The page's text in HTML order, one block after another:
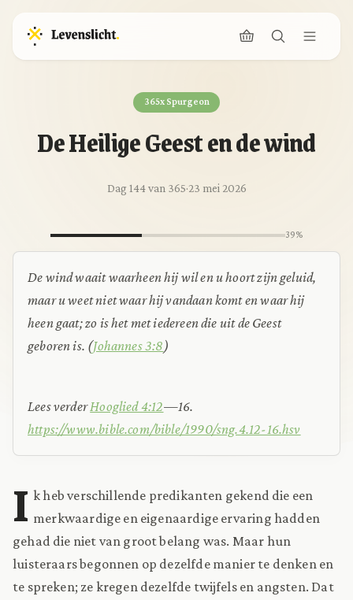
365x Spurgeon
De Heilige Geest en de wind
Dag 144 van 365·23 mei 2026
39%
De wind waait waarheen hij wil en u hoort zijn geluid,
maar u weet niet waar hij vandaan komt en waar hij
heen gaat; zo is het met iedereen die uit de Geest
geboren is. (Johannes 3:8 )
Lees verderHooglied 4:12—16.
https://www.bible.com/bible/1990/sng.4.12-16.hsv
I k heb verschillende predikanten gekend die een
merkwaardige en eigenaardige ervaring hadden
gehad die niet van groot belang was. Maar hun
luisteraars begonnen op dezelfde manier te denken en
te spreken; ze kregen dezelfde twijfels en angsten. Dat